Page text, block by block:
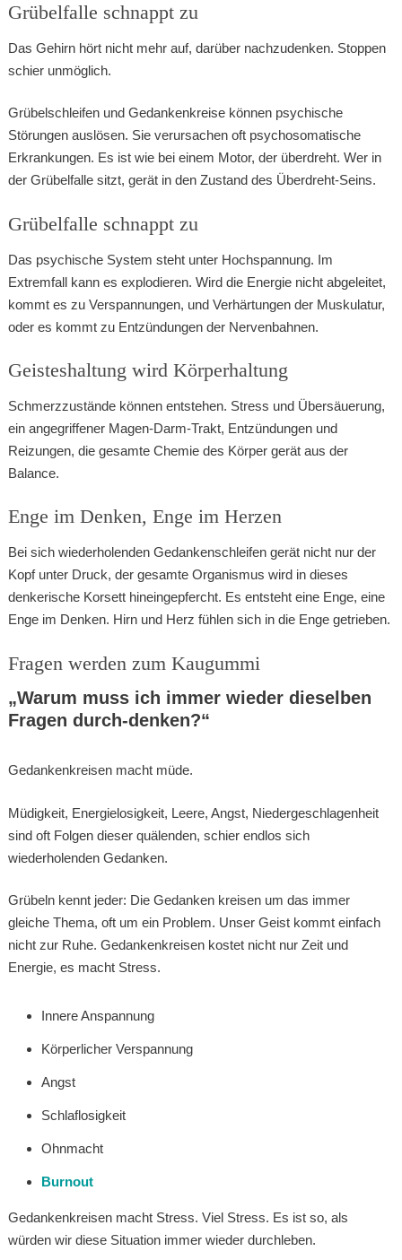
Grübelfalle schnappt zu
Das Gehirn hört nicht mehr auf, darüber nachzudenken. Stoppen
schier unmöglich.
Grübelschleifen und Gedankenkreise können psychische
Störungen auslösen. Sie verursachen oft psychosomatische
Erkrankungen. Es ist wie bei einem Motor, der überdreht. Wer in
der Grübelfalle sitzt, gerät in den Zustand des Überdreht-Seins.
Grübelfalle schnappt zu
Das psychische System steht unter Hochspannung. Im
Extremfall kann es explodieren. Wird die Energie nicht abgeleitet,
kommt es zu Verspannungen, und Verhärtungen der Muskulatur,
oder es kommt zu Entzündungen der Nervenbahnen.
Geisteshaltung wird Körperhaltung
Schmerzzustände können entstehen. Stress und Übersäuerung,
ein angegriffener Magen-Darm-Trakt, Entzündungen und
Reizungen, die gesamte Chemie des Körper gerät aus der
Balance.
Enge im Denken, Enge im Herzen
Bei sich wiederholenden Gedankenschleifen gerät nicht nur der
Kopf unter Druck, der gesamte Organismus wird in dieses
denkerische Korsett hineingepfercht. Es entsteht eine Enge, eine
Enge im Denken. Hirn und Herz fühlen sich in die Enge getrieben.
Fragen werden zum Kaugummi
„Warum muss ich immer wieder dieselben
Fragen durch-denken?“
Gedankenkreisen macht müde.
Müdigkeit, Energielosigkeit, Leere, Angst, Niedergeschlagenheit
sind oft Folgen dieser quälenden, schier endlos sich
wiederholenden Gedanken.
Grübeln kennt jeder: Die Gedanken kreisen um das immer
gleiche Thema, oft um ein Problem. Unser Geist kommt einfach
nicht zur Ruhe. Gedankenkreisen kostet nicht nur Zeit und
Energie, es macht Stress.
Innere Anspannung
Körperlicher Verspannung
Angst
Schlaflosigkeit
Ohnmacht
Burnout
Gedankenkreisen macht Stress. Viel Stress. Es ist so, als
würden wir diese Situation immer wieder durchleben.